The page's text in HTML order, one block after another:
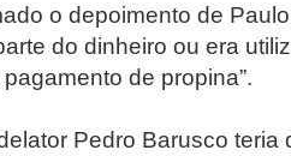
o depoimento de
do dinheiro ou era
de propina”.
Pedro Barusco teria